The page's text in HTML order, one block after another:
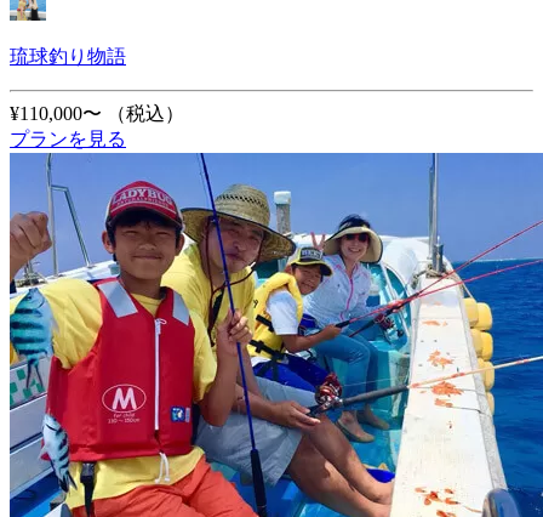
琉球釣り物語
¥110,000〜
（税込）
プランを見る